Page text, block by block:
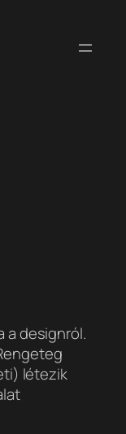
a designról.
létezik